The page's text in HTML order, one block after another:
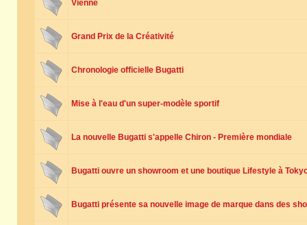
Vienne
Grand Prix de la Créativité
Chronologie officielle Bugatti
Mise à l'eau d'un super-modèle sportif
La nouvelle Bugatti s'appelle Chiron - Première mondiale
Bugatti ouvre un showroom et une boutique Lifestyle à
Bugatti présente sa nouvelle image de marque dans des